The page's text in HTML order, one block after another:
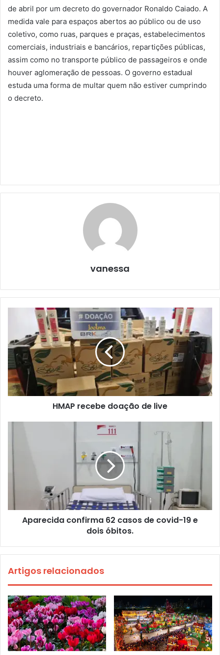
de abril por um decreto do governador Ronaldo Caiado. A
medida vale para espaços abertos ao público ou de uso
coletivo, como ruas, parques e praças, estabelecimentos
comerciais, industriais e bancários, repartições públicas,
assim como no transporte público de passageiros e onde
houver aglomeração de pessoas. O governo estadual
estuda uma forma de multar quem não estiver cumprindo
o decreto.
vanessa
HMAP recebe doação de live
Aparecida confirma 62 casos de covid-19 e
dois óbitos.
Artigos relacionados